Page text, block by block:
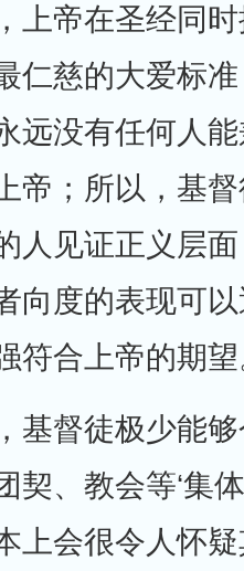
上帝在圣经同
仁慈的大爱标
远没有任何人
帝；所以，基
人见证正义层
向度的表现可
符合上帝的期
督徒极少能够
契、教会等‘集
上会很令人怀